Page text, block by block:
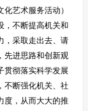
艺术服务活动）
，不断提高机关和
，采取走出去、请
先进思路和创新观
贯彻落实科学发展
不断强化机关、社
度，从而大大的推